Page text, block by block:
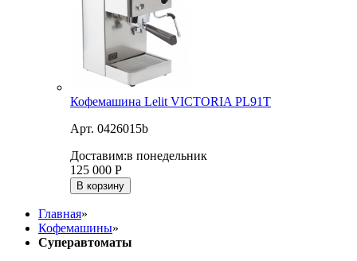
Кофемашина Lelit VICTORIA PL91T
Арт. 0426015b
Доставим:в понедельник
125 000 Р
В корзину
Главная»
Кофемашины»
Суперавтоматы